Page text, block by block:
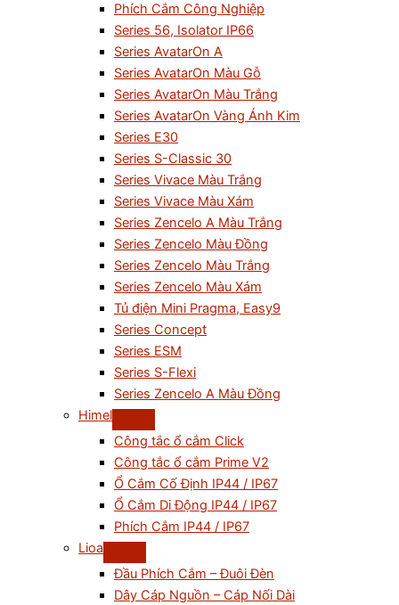
Phích Cắm Công Nghiệp
Series 56, Isolator IP66
Series AvatarOn A
Series AvatarOn Màu Gỗ
Series AvatarOn Màu Trắng
Series AvatarOn Vàng Ánh Kim
Series E30
Series S-Classic 30
Series Vivace Màu Trắng
Series Vivace Màu Xám
Series Zencelo A Màu Trắng
Series Zencelo Màu Đồng
Series Zencelo Màu Trắng
Series Zencelo Màu Xám
Tủ điện Mini Pragma, Easy9
Series Concept
Series ESM
Series S-Flexi
Series Zencelo A Màu Đồng
Himel
Công tắc ổ cắm Click
Công tắc ổ cắm Prime V2
Ổ Cắm Cố Định IP44 / IP67
Ổ Cắm Di Động IP44 / IP67
Phích Cắm IP44 / IP67
Lioa
Đầu Phích Cắm – Đuôi Đèn
Dây Cáp Nguồn – Cáp Nối Dài